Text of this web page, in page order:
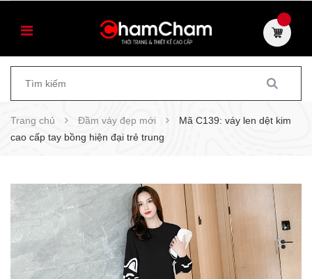
Trang chủ Đầm váy đẹp mới
Mã C139: váy len dệt kim
cao cấp tay bồng hiện đại trẻ trung